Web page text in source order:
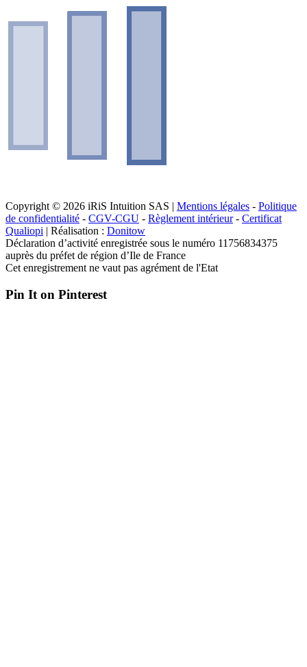
Copyright © 2026 iRiS Intuition SAS | Mentions légales - Politique
de confidentialité - CGV-CGU - Règlement intérieur- Certificat
Qualiopi | Réalisation : Donitow
Déclaration d’activité enregistrée sous le numéro 11756834375
auprès du préfet de région d’Ile de France
Cet enregistrement ne vaut pas agrément de l'Etat
Pin It on Pinterest